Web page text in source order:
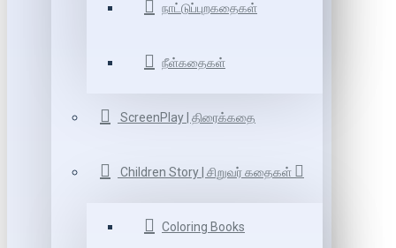
நாட்டுப்புறகதைகள்
நீள்கதைகள்
ScreenPlay | திரைக்கதை
Children Story | சிறுவர் கதைகள்
Coloring Books